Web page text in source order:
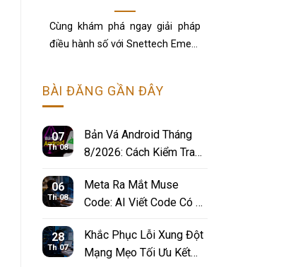
Cùng khám phá ngay giải pháp
điều hành số với Snettech Emeet
suất và tiết kiệm 90% chi phí......
BÀI ĐĂNG GẦN ĐÂY
07
Th 08
Bản Vá Android Tháng
8/2026: Cách Kiểm Tra
06
Th 08
Meta Ra Mắt Muse
Code: AI Viết Code Có Gì
28
Th 07
Khắc Phục Lỗi Xung Đột
Mạng Mẹo Tối Ưu Kết